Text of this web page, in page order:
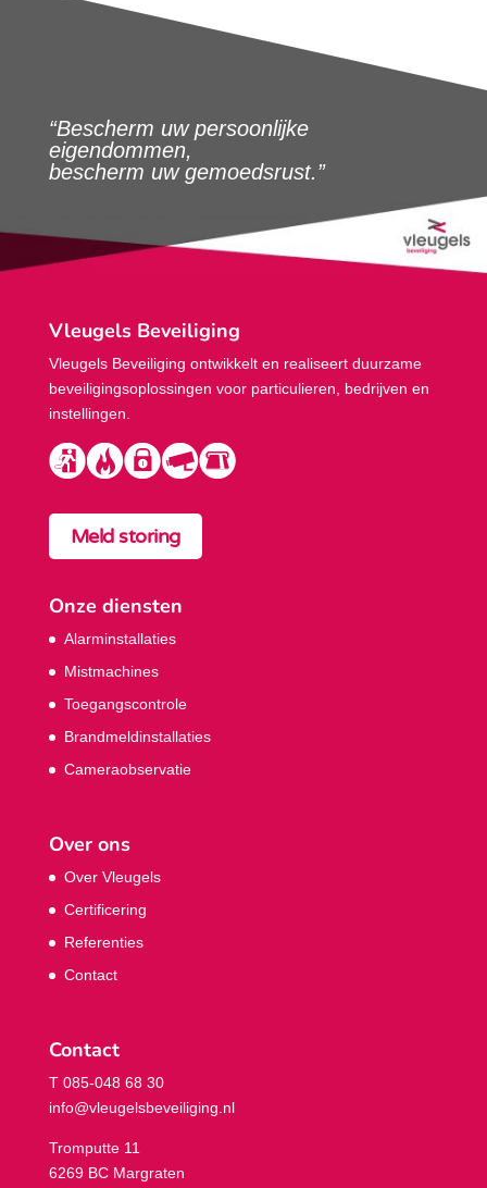
“Bescherm uw persoonlijke
eigendommen,
bescherm uw gemoedsrust.”
Vleugels Beveiliging
Vleugels Beveiliging ontwikkelt en realiseert duurzame
beveiligings­oplossingen voor particulieren, bedrijven en
instellingen.
Meld storing
Onze diensten
Alarminstallaties
Mistmachines
Toegangscontrole
Brandmeldinstallaties
Cameraobservatie
Over ons
Over Vleugels
Certificering
Referenties
Contact
Contact
T 085-048 68 30
info@vleugelsbeveiliging.nl
Tromputte 11
6269 BC Margraten